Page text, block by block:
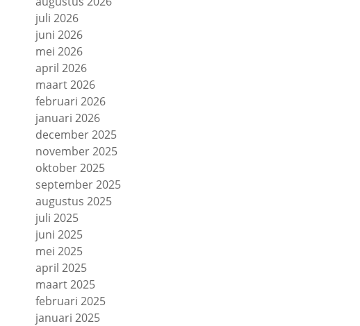
juli 2026
juni 2026
mei 2026
april 2026
maart 2026
februari 2026
januari 2026
december 2025
november 2025
oktober 2025
september 2025
augustus 2025
juli 2025
juni 2025
mei 2025
april 2025
maart 2025
februari 2025
januari 2025